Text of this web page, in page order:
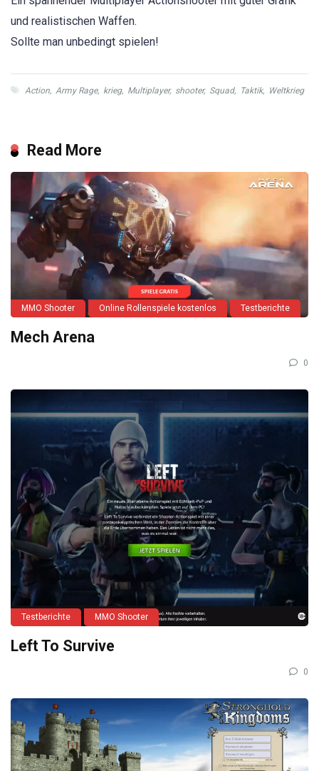
und realistischen Waffen.
Sollte man unbedingt spielen!
Action, Army Rage, krieg, Multiplayer, shooter, Squad, Taktik, Weltkrieg
Read More
MMO Shooter Online Rollenspiele kostenlos Testberichte
Mech Arena
0
Testberichte MMO Shooter
Left To Survive
0